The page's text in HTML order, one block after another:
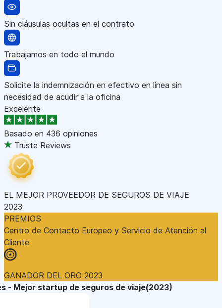
Sin cláusulas ocultas en el contrato
Trabajamos en todo el mundo
Solicite la indemnización en efectivo en línea sin
necesidad de acudir a la oficina
Excelente
Basado en 436 opiniones
Truste Reviews
EL MEJOR PROVEEDOR DE SEGUROS DE VIAJE
2023
PREMIOS
Centro de Contacto Europeo y Servicio de Atención al
Cliente
GANADOR DEL ORO 2023
- Mejor startup de seguros de viaje(2023)